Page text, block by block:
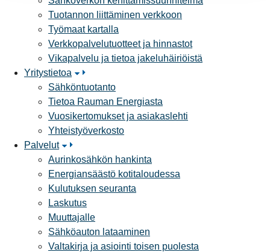
Tuotannon liittäminen verkkoon
Työmaat kartalla
Verkkopalvelutuotteet ja hinnastot
Vikapalvelu ja tietoa jakeluhäiriöistä
Yritystietoa
Sähköntuotanto
Tietoa Rauman Energiasta
Vuosikertomukset ja asiakaslehti
Yhteistyöverkosto
Palvelut
Aurinkosähkön hankinta
Energiansäästö kotitaloudessa
Kulutuksen seuranta
Laskutus
Muuttajalle
Sähköauton lataaminen
Valtakirja ja asiointi toisen puolesta